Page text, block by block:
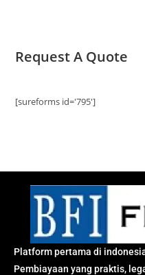
Request A Quote
[sureforms id='795']
Platform pertama di
Pembiayaan yang praktis,